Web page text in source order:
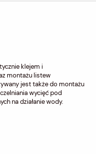
klejem i
montażu listew
jest także do montażu
wycięć pod
na działanie wody.